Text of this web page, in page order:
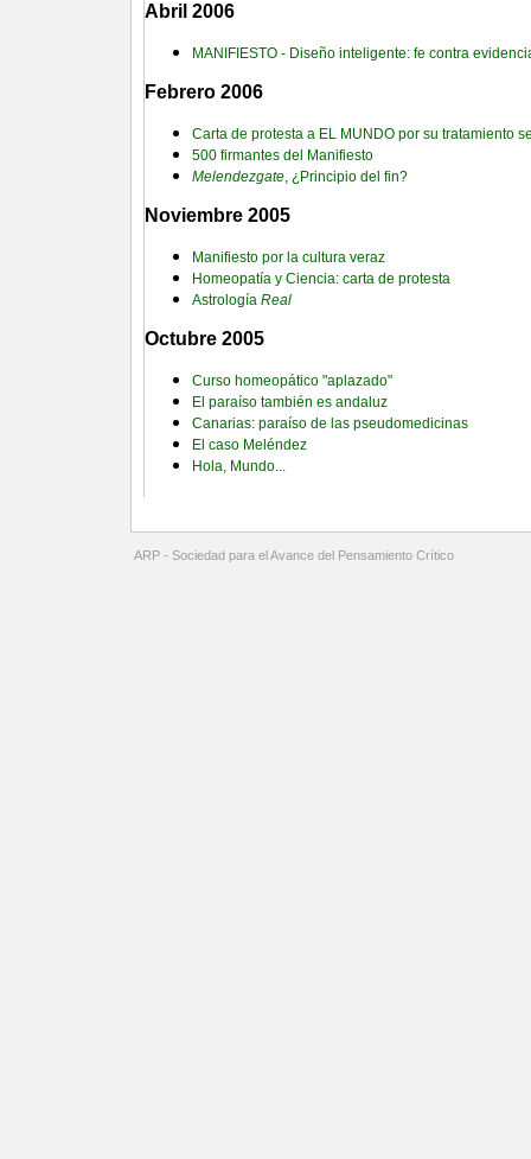
Abril 2006
MANIFIESTO - Diseño inteligente: fe contra
Febrero 2006
Carta de protesta a EL MUNDO por su tratamiento
500 firmantes del Manifiesto
Melendezgate, ¿Principio del fin?
Noviembre 2005
Manifiesto por la cultura veraz
Homeopatía y Ciencia: carta de protesta
Astrología Real
Octubre 2005
Curso homeopático "aplazado"
El paraíso también es andaluz
Canarias: paraíso de las pseudomedicinas
El caso Meléndez
Hola, Mundo...
ARP - Sociedad para el Avance del Pensamiento Crítico